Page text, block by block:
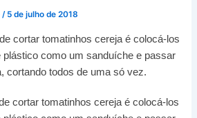
/ 5 de julho de 2018
cortar tomatinhos cereja é colocá-los
plástico como um sanduíche e passar
cortando todos de uma só vez.